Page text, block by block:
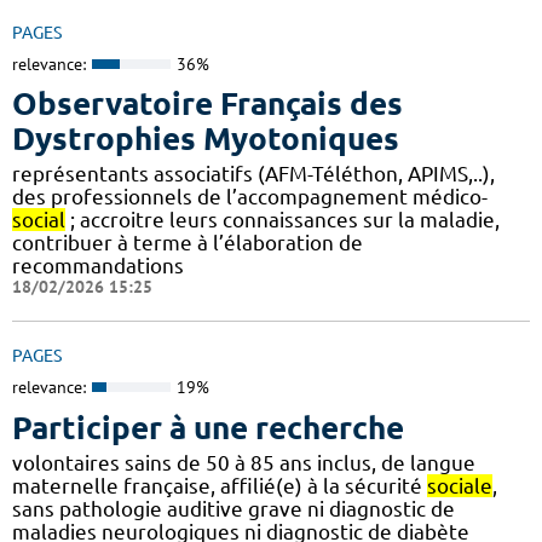
PAGES
relevance: 36%
Observatoire Français des
Dystrophies Myotoniques
représentants associatifs (AFM-Téléthon, APIMS,..),
des professionnels de l’accompagnement médico-
social ; accroitre leurs connaissances sur la maladie,
contribuer à terme à l’élaboration de
recommandations
18/02/2026 15:25
PAGES
relevance: 19%
Participer à une recherche
volontaires sains de 50 à 85 ans inclus, de langue
maternelle française, affilié(e) à la sécurité sociale
sans pathologie auditive grave ni diagnostic de
maladies neurologiques ni diagnostic de diabète